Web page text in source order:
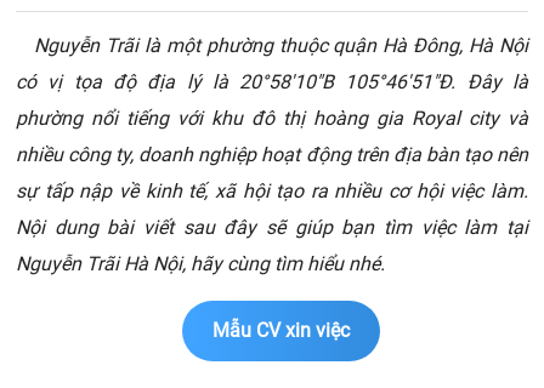
Nguyễn Trãi là một phường thuộc quận Hà Đông, Hà Nội
có vị tọa độ địa lý là 20°58′10″B 105°46′51″Đ. Đây là
phường nổi tiếng với khu đô thị hoàng gia Royal city và
nhiều công ty, doanh nghiệp hoạt động trên địa bàn tạo nên
sự tấp nập về kinh tế, xã hội tạo ra nhiều cơ hội việc làm.
Nội dung bài viết sau đây sẽ giúp bạn tìm việc làm tại
Nguyễn Trãi Hà Nội, hãy cùng tìm hiểu nhé.
Mẫu CV xin việc